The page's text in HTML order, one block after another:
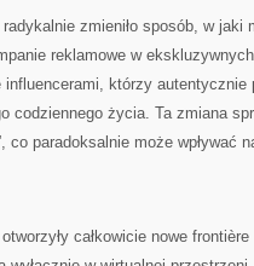
zmieniło sposób, w jaki
reklamowe w
influencerami, którzy autentycznie
codziennego życia. Ta zmiana
co paradoksalnie może wpływać
całkowicie nowe